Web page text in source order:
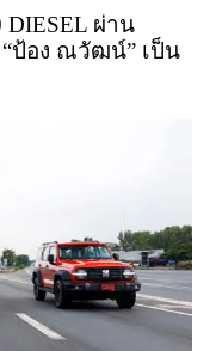
DIESEL ผ่าน
“ป้อง ณวัฒน์” เป็น